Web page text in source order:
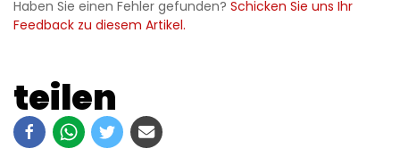
Haben Sie einen Fehler gefunden? Schicken Sie uns Ihr
Feedback zu diesem Artikel.
teilen